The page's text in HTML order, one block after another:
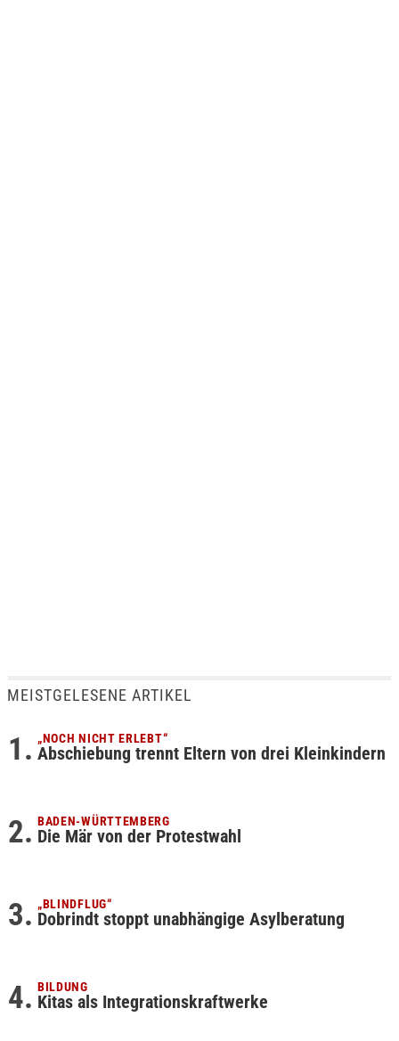
MEISTGELESENE ARTIKEL
„NOCH NICHT ERLEBT“
Abschiebung trennt Eltern von drei Kleinkindern
BADEN-WÜRTTEMBERG
Die Mär von der Protestwahl
„BLINDFLUG“
Dobrindt stoppt unabhängige Asylberatung
BILDUNG
Kitas als Integrationskraftwerke